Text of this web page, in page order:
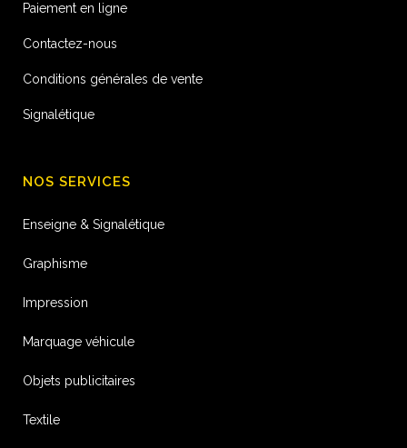
Paiement en ligne
Contactez-nous
Conditions générales de vente
Signalétique
NOS SERVICES
Enseigne & Signalétique
Graphisme
Impression
Marquage véhicule
Objets publicitaires
Textile